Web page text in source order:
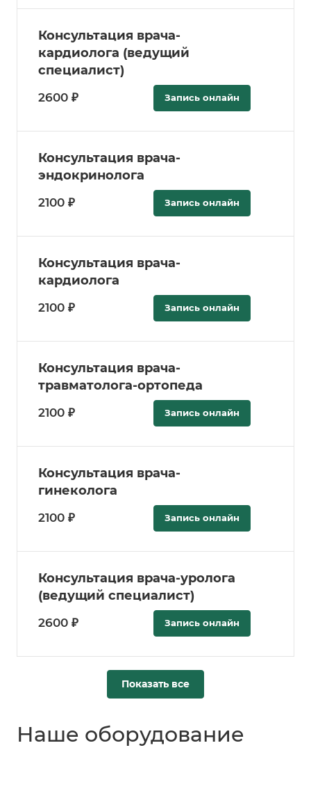
Консультация врача-
кардиолога (ведущий
специалист)
2600 ₽ Запись онлайн
Консультация врача-
эндокринолога
2100 ₽ Запись онлайн
Консультация врача-
кардиолога
2100 ₽ Запись онлайн
Консультация врача-
травматолога-ортопеда
2100 ₽ Запись онлайн
Консультация врача-
гинеколога
2100 ₽ Запись онлайн
Консультация врача-уролога
(ведущий специалист)
2600 ₽ Запись онлайн
Показать все
Наше оборудование